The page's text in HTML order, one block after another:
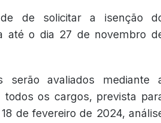
de solicitar a isenção
até o dia 27 de novembro
serão avaliados mediante
todos os cargos, prevista
de fevereiro de 2024,